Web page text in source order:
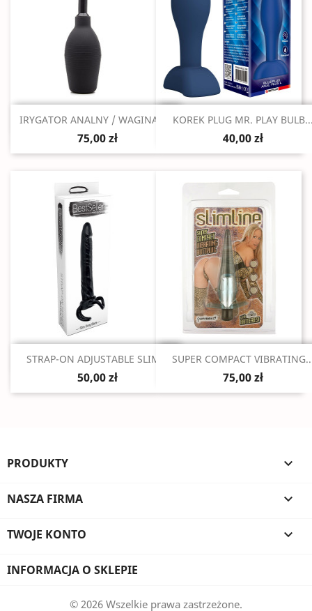
Szybki podgląd
IRYGATOR ANALNY / WAGINALNY
75,00 zł
Szybki podgląd
KOREK PLUG MR. PLAY
40,00 zł
Szybki podgląd
STRAP-ON ADJUSTABLE SLIM...
50,00 zł
Szybki podgląd
SUPER COMPACT
75,00 zł
PRODUKTY 
NASZA FIRMA 
TWOJE KONTO 
INFORMACJA O SKLEPIE
© 2026 Wszelkie prawa zastrzeżone.